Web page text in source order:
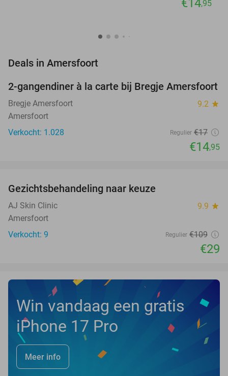
,95
Deals in Amersfoort
12%
2-gangendiner à la carte bij Bregje Amersfoort
Bregje Amersfoort 9.2 star
Amersfoort
Verkocht: 1.028
Regulier €17
€14,95
TODAY
Gezichtsbehandeling naar keuze
AJ Skin Clinic 9.9 star
Amersfoort
Verkocht: 9
Regulier €109
€29
Win vandaag een gratis
iPhone 17 Pro
Meer info